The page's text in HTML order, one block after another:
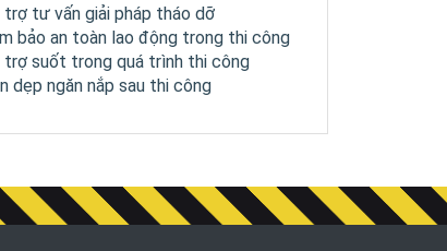
trợ tư vấn giải pháp tháo dỡ
bảo an toàn lao động trong thi công
trợ suốt trong quá trình thi công
dẹp ngăn nắp sau thi công